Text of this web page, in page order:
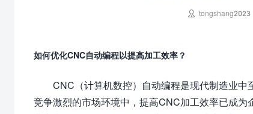
 tongshang2023
如何优化CNC自动编程以提高加工效率？
CNC（计算机数控）自动编程是现代制造业
竞争激烈的市场环境中，提高CNC加工效率已成